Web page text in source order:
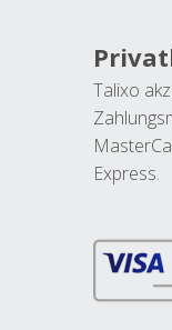
Talixo
Express.